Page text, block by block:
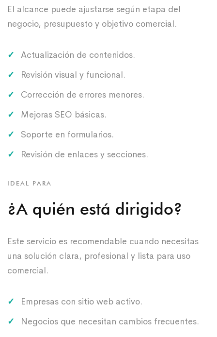
El alcance puede ajustarse según etapa del
negocio, presupuesto y objetivo comercial.
Actualización de contenidos.
Revisión visual y funcional.
Corrección de errores menores.
Mejoras SEO básicas.
Soporte en formularios.
Revisión de enlaces y secciones.
IDEAL PARA
¿A quién está dirigido?
Este servicio es recomendable cuando necesitas
una solución clara, profesional y lista para uso
comercial.
Empresas con sitio web activo.
Negocios que necesitan cambios frecuentes.